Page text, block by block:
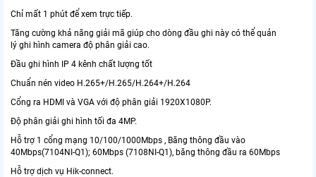
Chỉ mất 1 phút để xem trực tiếp.
Tăng cường khả năng giải mã giúp cho dòng đầu ghi này có thể quản
lý ghi hình camera độ phân giải cao.
Đầu ghi hình IP 4 kênh chất lượng tốt
Chuẩn nén video H.265+/H.265/H.264+/H.264
Cổng ra HDMI và VGA với độ phân giải 1920X1080P.
Độ phân giải ghi hình tối đa 4MP.
Hỗ trợ 1 cổng mạng 10/100/1000Mbps , Băng thông đầu vào
40Mbps(7104NI-Q1); 60Mbps (7108NI-Q1), băng thông đầu ra 60Mbps
Hỗ trợ dịch vụ Hik-connect.